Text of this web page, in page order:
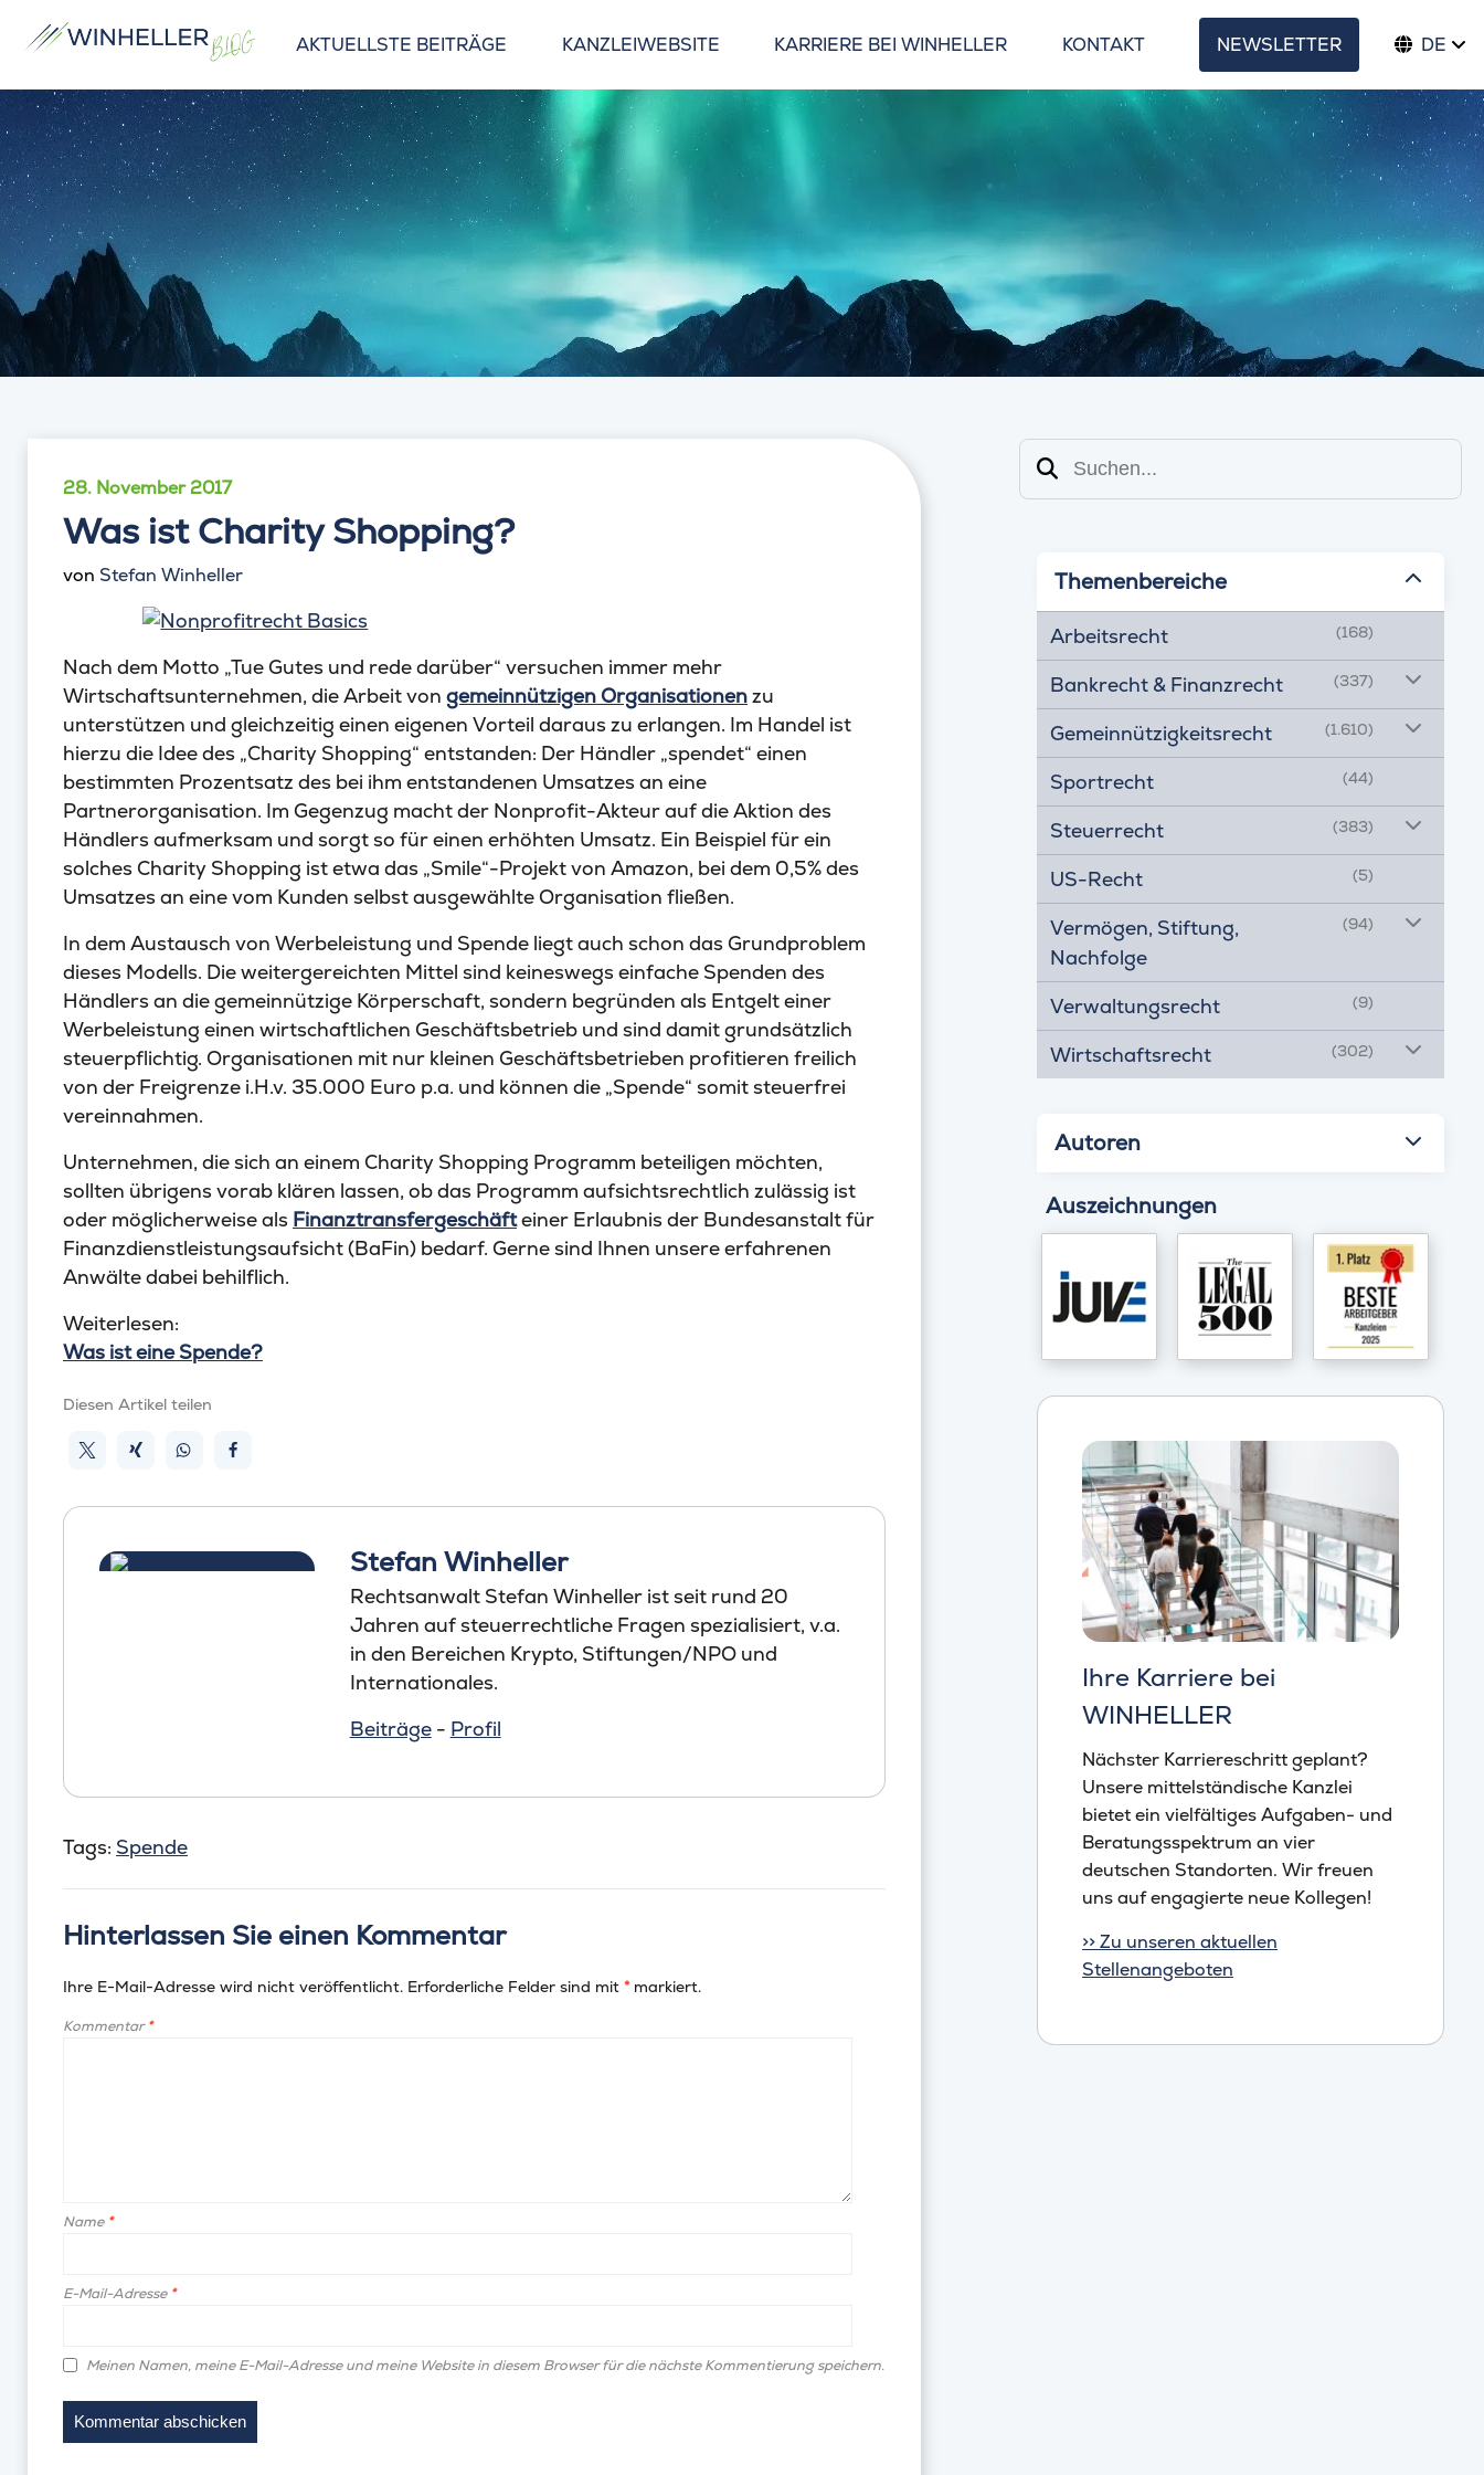
AKTUELLSTE BEITRÄGE KANZLEIWEBSITE KARRIERE BEI WINHELLER KONTAKT NEWSLETTER DE
28. November 2017
Was ist Charity Shopping?
von Stefan Winheller
Nach dem Motto „Tue Gutes und rede darüber“ versuchen immer mehr
Wirtschaftsunternehmen, die Arbeit von gemeinnützigen Organisationenzu
unterstützen und gleichzeitig einen eigenen Vorteil daraus zu erlangen. Im Handel ist
hierzu die Idee des „Charity Shopping“ entstanden: Der Händler „spendet“ einen
bestimmten Prozentsatz des bei ihm entstandenen Umsatzes an eine
Partnerorganisation. Im Gegenzug macht der Nonprofit-Akteur auf die Aktion des
Händlers aufmerksam und sorgt so für einen erhöhten Umsatz. Ein Beispiel für ein
solches Charity Shopping ist etwa das „Smile“-Projekt von Amazon, bei dem 0,5% des
Umsatzes an eine vom Kunden selbst ausgewählte Organisation fließen.
In dem Austausch von Werbeleistung und Spende liegt auch schon das Grundproblem
dieses Modells. Die weitergereichten Mittel sind keineswegs einfache Spenden des
Händlers an die gemeinnützige Körperschaft, sondern begründen als Entgelt einer
Werbeleistung einen wirtschaftlichen Geschäftsbetrieb und sind damit grundsätzlich
steuerpflichtig. Organisationen mit nur kleinen Geschäftsbetrieben profitieren freilich
von der Freigrenze i.H.v. 35.000 Euro p.a. und können die „Spende“ somit steuerfrei
vereinnahmen.
Unternehmen, die sich an einem Charity Shopping Programm beteiligen möchten,
sollten übrigens vorab klären lassen, ob das Programm aufsichtsrechtlich zulässig ist
oder möglicherweise als Finanztransfergeschäfteiner Erlaubnis der Bundesanstalt für
Finanzdienstleistungsaufsicht (BaFin) bedarf. Gerne sind Ihnen unsere erfahrenen
Anwälte dabei behilflich.
Weiterlesen:
Was ist eine Spende?
Diesen Artikel teilen
Stefan Winheller
Rechtsanwalt Stefan Winheller ist seit rund 20
Jahren auf steuerrechtliche Fragen spezialisiert, v.a.
in den Bereichen Krypto, Stiftungen/NPO und
Internationales.
Beiträge- Profil
Tags: Spende
Hinterlassen Sie einen Kommentar
Ihre E-Mail-Adresse wird nicht veröffentlicht. Erforderliche Felder sind mit *markiert.
Kommentar*
Name *
E-Mail-Adresse *
Meinen Namen, meine E-Mail-Adresse und meine Website in diesem Browser für die nächste Kommentierung speichern.
Suchen
Themenbereiche
Arbeitsrecht (168)
Bankrecht & Finanzrecht (337)
Gemeinnützigkeitsrecht (1.610)
Sportrecht (44)
Steuerrecht (383)
US-Recht (5)
Vermögen, Stiftung,
Nachfolge
(94)
Verwaltungsrecht (9)
Wirtschaftsrecht (302)
Autoren
Auszeichnungen
Ihre Karriere bei
WINHELLER
Nächster Karriereschritt geplant?
Unsere mittelständische Kanzlei
bietet ein vielfältiges Aufgaben- und
Beratungsspektrum an vier
deutschen Standorten. Wir freuen
uns auf engagierte neue Kollegen!
>> Zu unseren aktuellen
Stellenangeboten